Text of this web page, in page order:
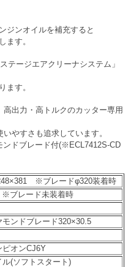
ジンオイルを補充すると
ます。
テージエアクリーナシステム」
ます。
出力・高トルクのカッター専用
やすさも追求しています。
ドブレード付(※ECL7412S-CD
※ブレードφ320装着時
ブレード未装着時
モンドブレード320×30.5
ピオンCJ6Y
ル(ソフトスタート)